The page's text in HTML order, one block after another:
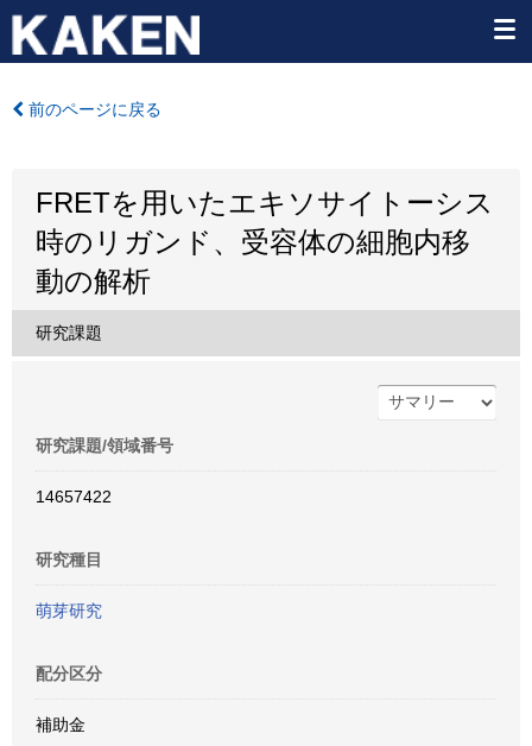
前のページに戻る
FRETを用いたエキソサイトーシス
時のリガンド、受容体の細胞内移
動の解析
研究課題
研究課題/領域番号
14657422
研究種目
萌芽研究
配分区分
補助金